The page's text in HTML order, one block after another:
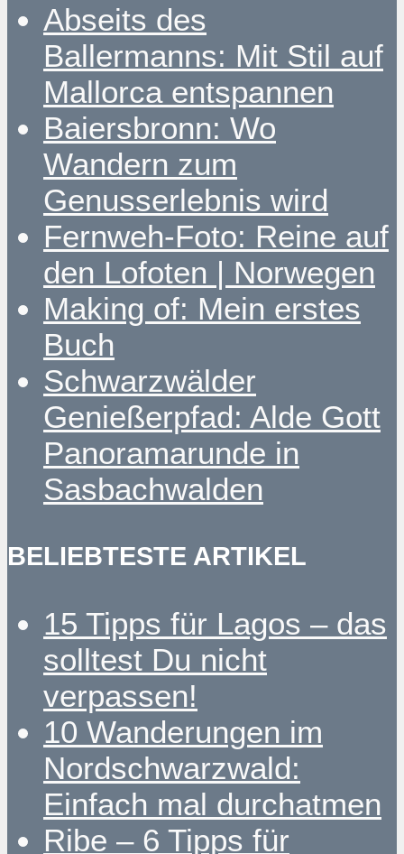
Abseits des
Ballermanns: Mit Stil auf
Mallorca entspannen
Baiersbronn: Wo
Wandern zum
Genusserlebnis wird
Fernweh-Foto: Reine auf
den Lofoten | Norwegen
Making of: Mein erstes
Buch
Schwarzwälder
Genießerpfad: Alde Gott
Panoramarunde in
Sasbachwalden
BELIEBTESTE ARTIKEL
15 Tipps für Lagos – das
solltest Du nicht
verpassen!
10 Wanderungen im
Nordschwarzwald:
Einfach mal durchatmen
Ribe – 6 Tipps für